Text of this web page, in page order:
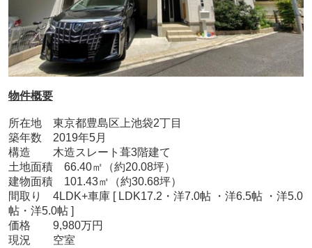
物件概要
所在地 東京都豊島区上池袋2丁目
築年数 2019年5月
構造 木造スレート葺3階建て
土地面積 66.40㎡（約20.08坪）
建物面積 101.43㎡（約30.68坪）
間取り 4LDK+車庫 [ LDK17.2・洋7.0帖 ・洋6.5帖 ・洋5.0
帖・洋5.0帖 ]
価格 9,980万円
現況 空室